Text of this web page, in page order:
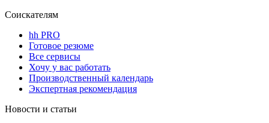
Соискателям
hh PRO
Готовое резюме
Все сервисы
Хочу у вас работать
Производственный календарь
Экспертная рекомендация
Новости и статьи